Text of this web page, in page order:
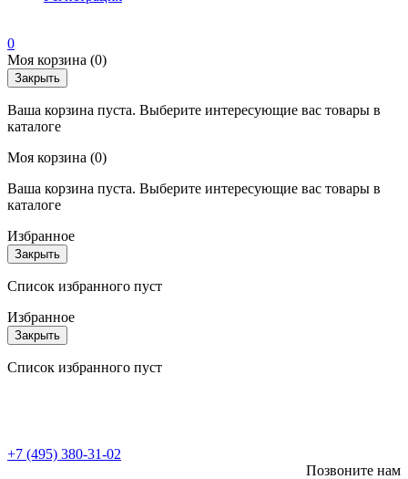
0
Моя корзина (0)
Закрыть
Ваша корзина пуста. Выберите интересующие вас товары в
каталоге
Моя корзина (0)
Ваша корзина пуста. Выберите интересующие вас товары в
каталоге
Избранное
Закрыть
Список избранного пуст
Избранное
Закрыть
Список избранного пуст
+7 (495) 380-31-02
Позвоните нам